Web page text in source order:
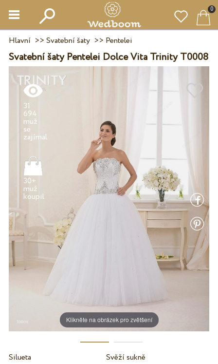
0
Hlavní >> Svatební šaty>> Pentelei
Svatební šaty Pentelei Dolce Vita Trinity T0008
Klikněte na obrázek pro zvětšení
31
694
muž
se
30+
muž
Silueta
Svěží sukně